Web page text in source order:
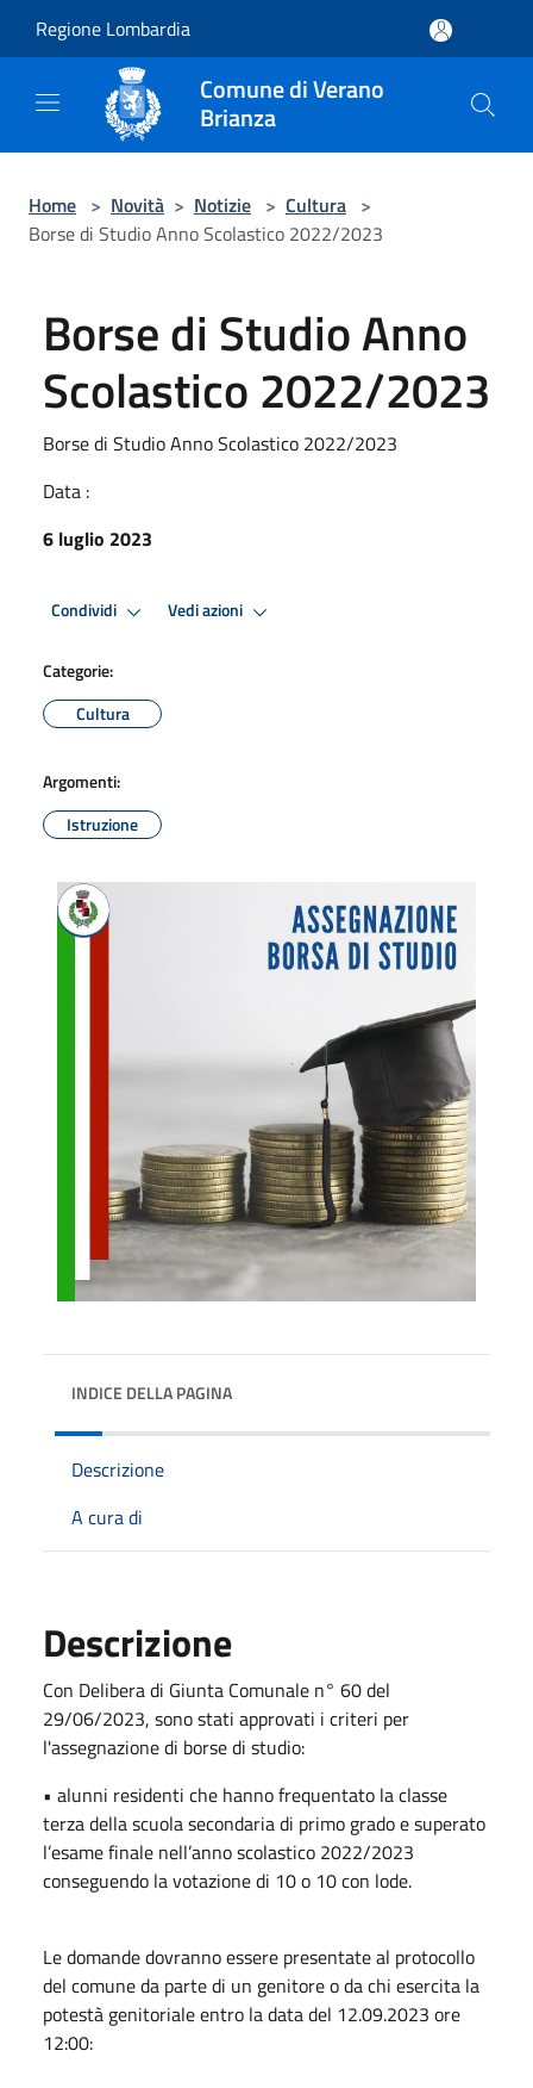
Regione Lombardia
Comune di Verano
Brianza
Home > Novità > Notizie > Cultura >
Borse di Studio Anno Scolastico 2022/2023
Borse di Studio Anno
Scolastico 2022/2023
Borse di Studio Anno Scolastico 2022/2023
Data :
6 luglio 2023
Condividi Vedi azioni
Categorie:
Cultura
Argomenti:
Istruzione
INDICE DELLA PAGINA
Descrizione
A cura di
Descrizione
Con Delibera di Giunta Comunale n° 60 del
29/06/2023, sono stati approvati i criteri per
l'assegnazione di borse di studio:
• alunni residenti che hanno frequentato la classe
terza della scuola secondaria di primo grado e superato
l’esame finale nell’anno scolastico 2022/2023
conseguendo la votazione di 10 o 10 con lode.
Le domande dovranno essere presentate al protocollo
del comune da parte di un genitore o da chi esercita la
potestà genitoriale entro la data del 12.09.2023 ore
12:00: